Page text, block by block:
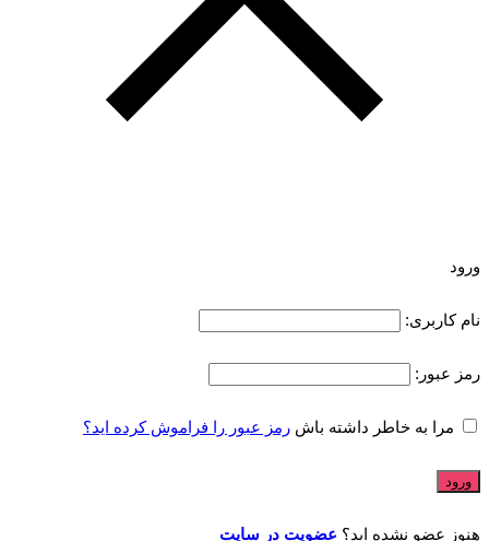
ورود
نام کاربری:
رمز عبور:
مرا به خاطر داشته باش رمز عبور را فراموش کرده اید؟
هنوز عضو نشده اید؟ عضویت در سایت